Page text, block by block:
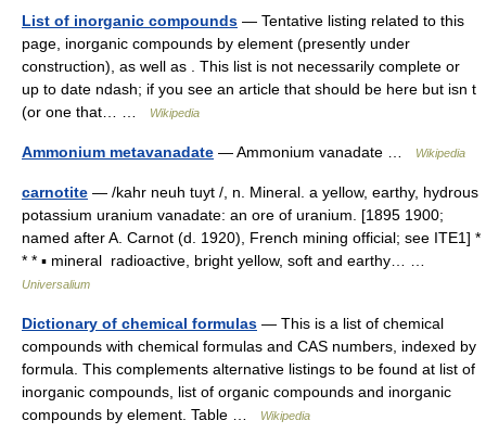
List of inorganic compounds — Tentative listing related to this
page, inorganic compounds by element (presently under
construction), as well as . This list is not necessarily complete or
up to date ndash; if you see an article that should be here but isn t
(or one that… …
Wikipedia
Ammonium metavanadate — Ammonium vanadate … Wikipedia
carnotite — /kahr neuh tuyt /, n. Mineral. a yellow, earthy, hydrous
potassium uranium vanadate: an ore of uranium. [1895 1900;
named after A. Carnot (d. 1920), French mining official; see ITE1] *
* * ▪ mineral radioactive, bright yellow, soft and earthy… …
Universalium
Dictionary of chemical formulas — This is a list of chemical
compounds with chemical formulas and CAS numbers, indexed by
formula. This complements alternative listings to be found at list of
inorganic compounds, list of organic compounds and inorganic
compounds by element. Table …
Wikipedia